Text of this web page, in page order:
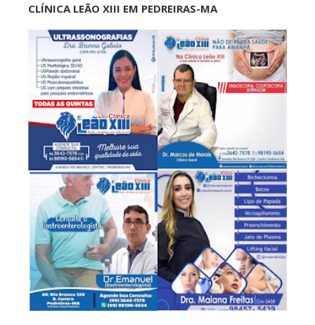
CLÍNICA LEÃO XIII EM PEDREIRAS-MA